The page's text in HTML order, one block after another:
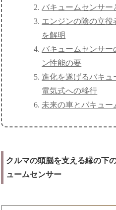
バキュームセンサー
エンジンの陰の立役
を解明
バキュームセンサー
ン性能の要
進化を遂げるバキュ
電気式への移行
未来の車とバキュー
クルマの頭脳を支える縁の下
ュームセンサー